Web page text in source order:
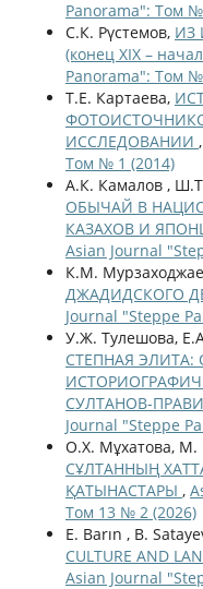
Panorama": Том
С.К. Рүстемов, ИЗ
(конец XIX –
Panorama": Том
Т.Е. Картаева,
ИССЛЕДОВАНИИ ,
Том № 1 (2014)
А.К. Камалов ,
ОБЫЧАЙ В
КАЗАХОВ И
Asian Journal
К.М.
ДЖАДИДСКОГО
Journal "Steppe
У.Ж. Тулешова,
СТЕПНАЯ
СУЛТАНОВ-
Journal "Steppe
О.Х. Мұхатова, М.
СҰЛТАННЫҢ
ҚАТЫНАСТАРЫ ,
Том 13 № 2 (2026)
E. Barın , B.
CULTURE AND
Asian Journal